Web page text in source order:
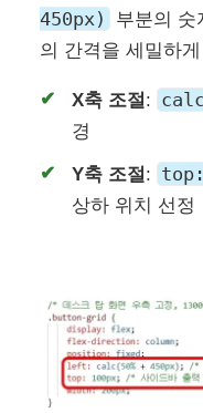
450px)
부분의 숫
의 간격을 세밀하
X축 조절:
경
Y축 조절:
상하 위치 선정